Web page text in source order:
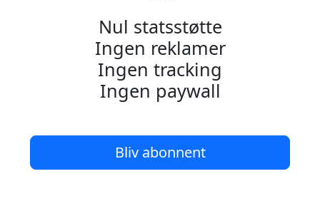
Nul statsstøtte
Ingen reklamer
Ingen tracking
Ingen paywall
Bliv abonnent